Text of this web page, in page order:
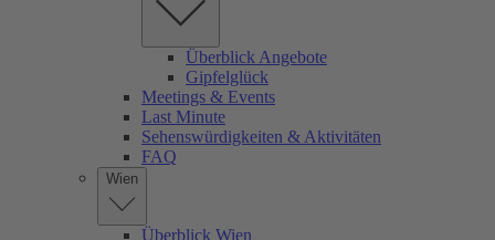
Überblick Angebote
Gipfelglück
Meetings & Events
Last Minute
Sehenswürdigkeiten & Aktivitäten
FAQ
Wien
Überblick Wien